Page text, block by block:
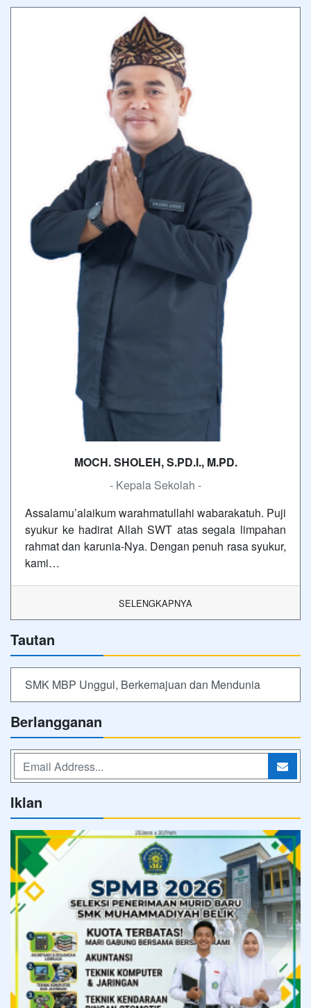
MOCH. SHOLEH, S.PD.I., M.PD.
- Kepala Sekolah -
Assalamu’alaikum warahmatullahi wabarakatuh. Puji
syukur ke hadirat Allah SWT atas segala limpahan
rahmat dan karunia-Nya. Dengan penuh rasa syukur,
kami…
SELENGKAPNYA
Tautan
SMK MBP Unggul, Berkemajuan dan Mendunia
Berlangganan
Iklan